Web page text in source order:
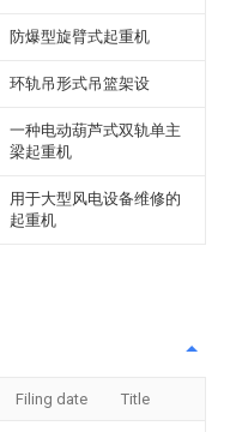
防爆型旋臂式起重机
环轨吊形式吊篮架设
一种电动葫芦式双轨单主
梁起重机
用于大型风电设备维修的
起重机
Filing date Title